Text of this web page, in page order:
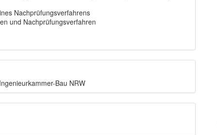
Nachprüfungsverfahrens
und Nachprüfungsverfahren
Bau NRW